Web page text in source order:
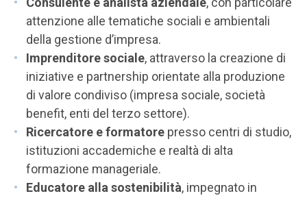
attenzione alle tematiche sociali e ambientali
della gestione d’impresa.
Imprenditore sociale, attraverso la creazione di
iniziative e partnership orientate alla produzione
di valore condiviso (impresa sociale, società
benefit, enti del terzo settore).
Ricercatore e formatore presso centri di studio,
istituzioni accademiche e realtà di alta
formazione manageriale.
Educatore alla sostenibilità, impegnato in